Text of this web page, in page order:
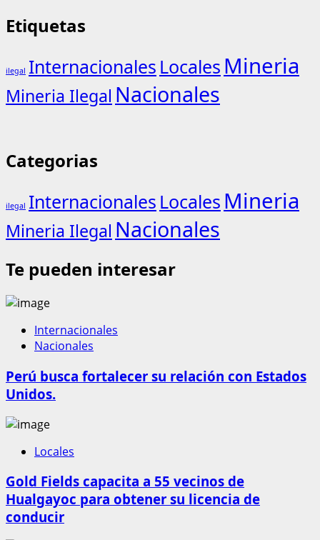
Etiquetas
ilegal Internacionales Locales Mineria
Mineria Ilegal Nacionales
Categorias
ilegal Internacionales Locales Mineria
Mineria Ilegal Nacionales
Te pueden interesar
Internacionales
Nacionales
Perú busca fortalecer su relación con Estados
Unidos.
Locales
Gold Fields capacita a 55 vecinos de
Hualgayoc para obtener su licencia de
conducir